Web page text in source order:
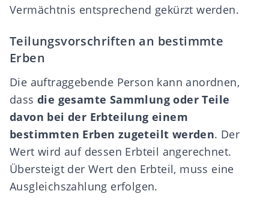
Vermächtnis entsprechend gekürzt werden.
Teilungsvorschriften an bestimmte
Erben
Die auftraggebende Person kann anordnen,
dass die gesamte Sammlung oder Teile
davon bei der Erbteilung einem
bestimmten Erben zugeteilt werden. Der
Wert wird auf dessen Erbteil angerechnet.
Übersteigt der Wert den Erbteil, muss eine
Ausgleichszahlung erfolgen.